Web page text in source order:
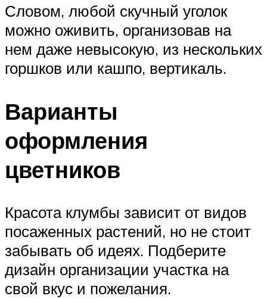
Словом, любой скучный уголок
можно оживить, организовав на
нем даже невысокую, из нескольких
горшков или кашпо, вертикаль.
Варианты
оформления
цветников
Красота клумбы зависит от видов
посаженных растений, но не стоит
забывать об идеях. Подберите
дизайн организации участка на
свой вкус и пожелания.